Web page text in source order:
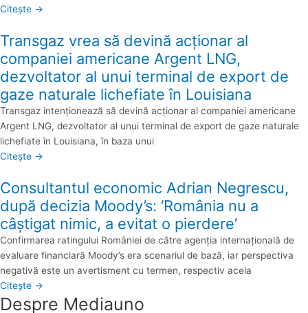
Citește →
Transgaz vrea să devină acţionar al
companiei americane Argent LNG,
dezvoltator al unui terminal de export de
gaze naturale lichefiate în Louisiana
Transgaz intenţionează să devină acţionar al companiei americane
Argent LNG, dezvoltator al unui terminal de export de gaze naturale
lichefiate în Louisiana, în baza unui
Citește →
Consultantul economic Adrian Negrescu,
după decizia Moody’s: ‘România nu a
câştigat nimic, a evitat o pierdere’
Confirmarea ratingului României de către agenţia internaţională de
evaluare financiară Moody’s era scenariul de bază, iar perspectiva
negativă este un avertisment cu termen, respectiv acela
Citește →
Despre Mediauno